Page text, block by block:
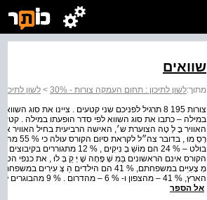
שוואים
מתוך:לשון לתיכון : תחום העמקה צורות - 30% > לשון לתיכון:
צורות 195 8 תרגיל לפניכם שני קטעים . ציינו את
האוויר בָּ לְ טָה הצוערת ש׳, האישה הרביעית בחיל
רְסְ מוּ ,
אל הספר